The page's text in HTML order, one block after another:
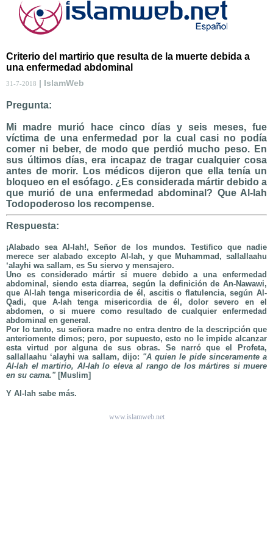
Criterio del martirio que resulta de la muerte debida a
una enfermedad abdominal
31-7-2018 | IslamWeb
Pregunta:
Mi madre murió hace cinco días y seis meses, fue
víctima de una enfermedad por la cual casi no podía
comer ni beber, de modo que perdió mucho peso. En
sus últimos días, era incapaz de tragar cualquier cosa
antes de morir. Los médicos dijeron que ella tenía un
bloqueo en el esófago. ¿Es considerada mártir debido a
que murió de una enfermedad abdominal? Que Al-lah
Todopoderoso los recompense.
Respuesta:
¡Alabado sea Al-lah!, Señor de los mundos. Testifico que nadie
merece ser alabado excepto Al-lah, y que Muhammad, sallallaahu
‘alayhi wa sallam, es Su siervo y mensajero.
Uno es considerado mártir si muere debido a una enfermedad
abdominal, siendo esta diarrea, según la definición de An-Nawawi,
que Al-lah tenga misericordia de él, ascitis o flatulencia, según Al-
Qadi, que A-lah tenga misericordia de él, dolor severo en el
abdomen, o si muere como resultado de cualquier enfermedad
abdominal en general.
Por lo tanto, su señora madre no entra dentro de la descripción que
anteriomente dimos; pero, por supuesto, esto no le impide alcanzar
esta virtud por alguna de sus obras. Se narró que el Profeta,
sallallaahu ‘alayhi wa sallam, dijo: "A quien le pide sinceramente a
Al-lah el martirio, Al-lah lo eleva al rango de los mártires si muere
en su cama." [Muslim]
Y Al-lah sabe más.
www.islamweb.net